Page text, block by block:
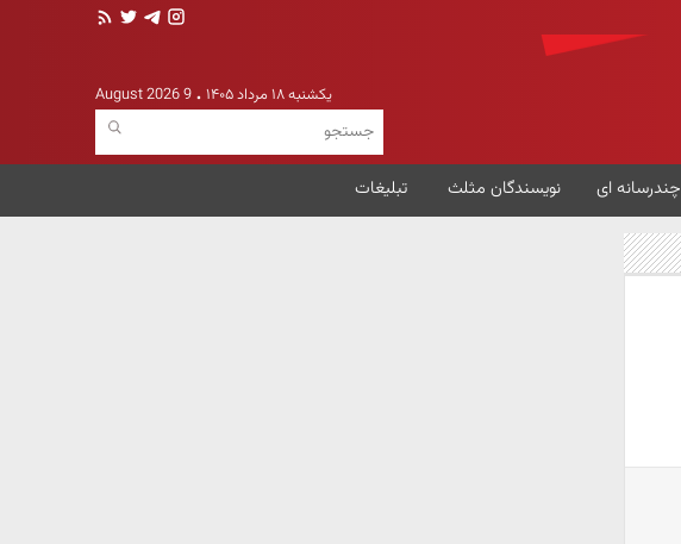
یکشنبه ۱۸ مرداد ۱۴۰۵ 9 August 2026
چندرسانه ای نویسندگان مثلث تبلیغات